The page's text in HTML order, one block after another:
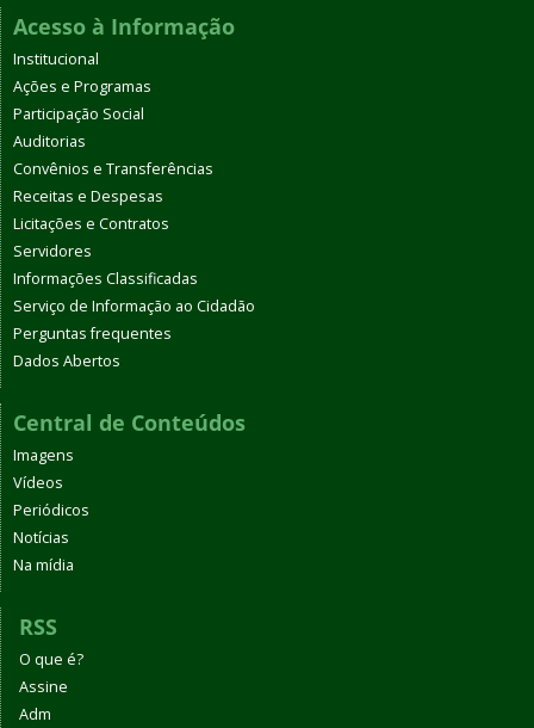
Acesso à Informação
Institucional
Ações e Programas
Participação Social
Auditorias
Convênios e Transferências
Receitas e Despesas
Licitações e Contratos
Servidores
Informações Classificadas
Serviço de Informação ao Cidadão
Perguntas frequentes
Dados Abertos
Central de Conteúdos
Imagens
Vídeos
Periódicos
Notícias
Na mídia
RSS
O que é?
Assine
Adm